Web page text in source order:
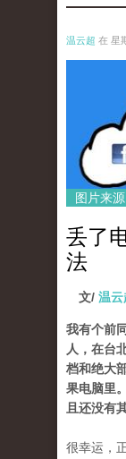
温云超 在 星
图片来
丢了
法
文/ 温云
我有个前
人，在台
档和绝大
果电脑里
且还没有
很幸运，